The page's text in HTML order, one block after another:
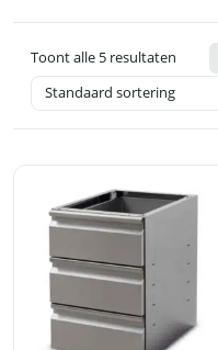
Toont alle 5 resultaten